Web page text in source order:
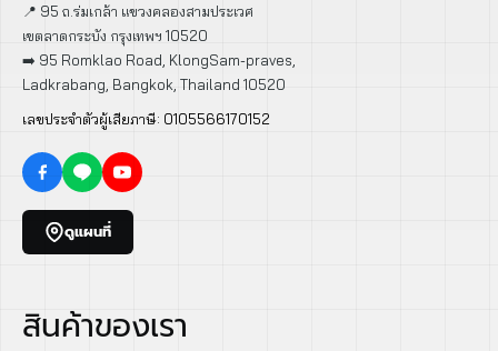
📍 95 ถ.ร่มเกล้า แขวงคลองสามประเวศ
เขตลาดกระบัง กรุงเทพฯ 10520
➡️ 95 Romklao Road, KlongSam-praves,
Ladkrabang, Bangkok, Thailand 10520
เลขประจำตัวผู้เสียภาษี: 0105566170152
ดูแผนที่
สินค้าของเรา